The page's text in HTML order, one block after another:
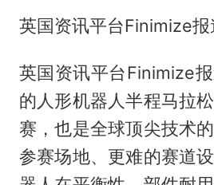
英国资讯平台Finimize‌报
英国资讯平台Finimize‌
的人形机器人半程马拉
赛，也是全球顶尖技术
参赛场地、更难的赛道